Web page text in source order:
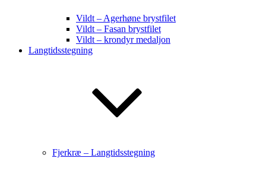
Vildt – Agerhøne brystfilet
Vildt – Fasan brystfilet
Vildt – krondyr medaljon
Langtidsstegning
Fjerkræ – Langtidsstegning